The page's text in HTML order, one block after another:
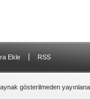
Ekle RSS
gösterilmeden